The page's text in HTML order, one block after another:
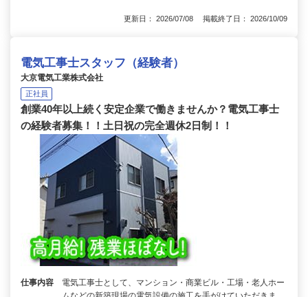
更新日： 2026/07/08 掲載終了日： 2026/10/09
電気工事士スタッフ（経験者）
大京電気工業株式会社
正社員
創業40年以上続く安定企業で働きませんか？電気工事士
の経験者募集！！土日祝の完全週休2日制！！
仕事内容
電気工事士として、マンション・商業ビル・工場・老人ホー